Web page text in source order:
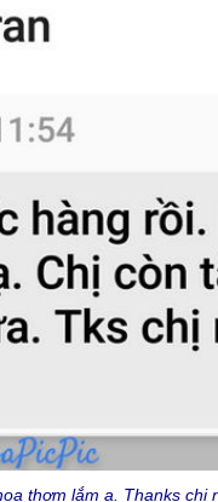
thơm lắm ạ. Thanks chị